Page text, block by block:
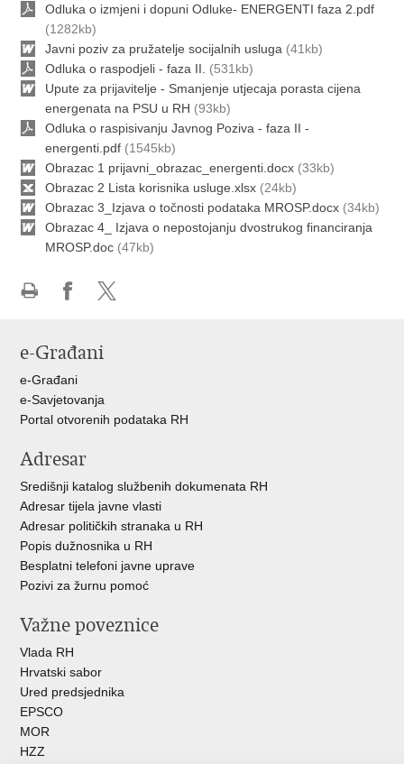
Odluka o izmjeni i dopuni Odluke- ENERGENTI faza 2.pdf
(1282kb)
Javni poziv za pružatelje socijalnih usluga (41kb)
Odluka o raspodjeli - faza II.
(531kb)
Upute za prijavitelje - Smanjenje utjecaja porasta cijena
energenata na PSU u RH (93kb)
Odluka o raspisivanju Javnog Poziva - faza II -
energenti.pdf (1545kb)
Obrazac 1 prijavni_obrazac_energenti.docx (33kb)
Obrazac 2 Lista korisnika usluge.xlsx (24kb)
Obrazac 3_Izjava o točnosti podataka MROSP.docx (34kb)
Obrazac 4_ Izjava o nepostojanju dvostrukog financiranja
MROSP.doc (47kb)
Facebooku
X-
e-Građani
e-Građani
e-Savjetovanja
Portal otvorenih podataka RH
Adresar
Središnji katalog službenih dokumenata RH
Adresar tijela javne vlasti
Adresar političkih stranaka u RH
Popis dužnosnika u RH
Besplatni telefoni javne uprave
Pozivi za žurnu pomoć
Važne poveznice
Vlada RH
Hrvatski sabor
Ured predsjednika
EPSCO
MOR
HZZ